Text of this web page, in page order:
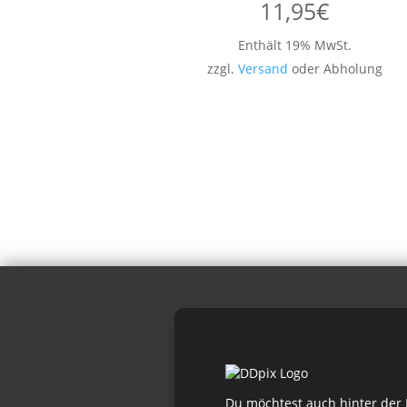
11,95€
Enthält 19% MwSt.
zzgl. Versand oder Abholung
Du möchtest auch hinter der